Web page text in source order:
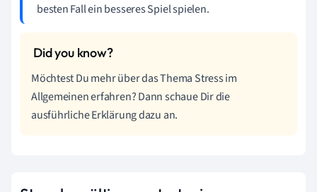
besten Fall ein besseres Spiel spielen.
Möchtest Du mehr über das Thema Stress im
Allgemeinen erfahren? Dann schaue Dir die
ausführliche Erklärung dazu an.